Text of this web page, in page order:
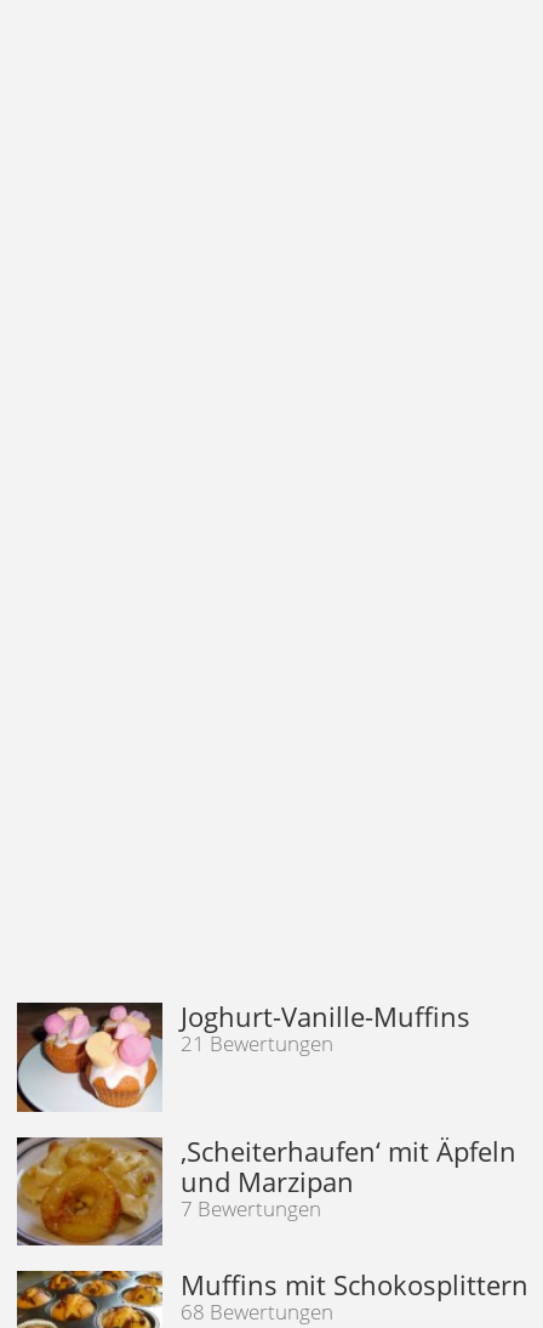
Joghurt-Vanille-Muffins
21 Bewertungen
‚Scheiterhaufen‘ mit Äpfeln
und Marzipan
7 Bewertungen
Muffins mit Schokosplittern
68 Bewertungen